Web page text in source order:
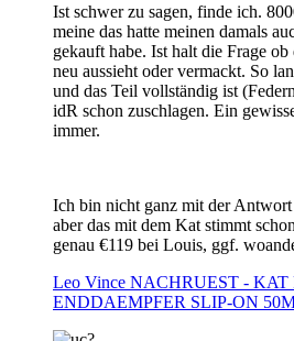
Ist schwer zu sagen, finde ich.
meine das hatte meinen damals
gekauft habe. Ist halt die Frage
neu aussieht oder vermackt. So
und das Teil vollständig ist
idR schon zuschlagen. Ein
immer.
Ich bin nicht ganz mit der Antwort
aber das mit dem Kat stimmt
genau €119 bei Louis, ggf.
Leo Vince NACHRUEST - KAT
ENDDAEMPFER SLIP-ON